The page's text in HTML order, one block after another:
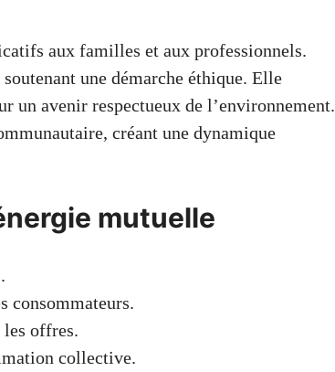
aux familles et aux professionnels.
une démarche éthique. Elle
un avenir respectueux de l’environnement.
créant une dynamique
mutuelle
consommateurs.
les offres.
collective.